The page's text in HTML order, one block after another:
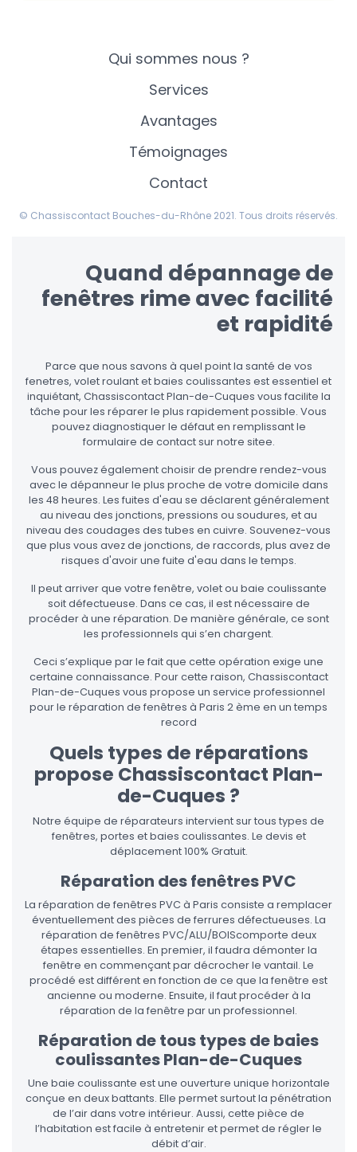
Qui sommes nous ?
Services
Avantages
Témoignages
Contact
© Chassiscontact Bouches-du-Rhône 2021. Tous droits réservés.
Quand dépannage de
fenêtres rime avec facilité
et rapidité
Parce que nous savons à quel point la santé de vos
fenetres, volet roulant et baies coulissantes est essentiel et
inquiétant, Chassiscontact Plan-de-Cuques vous facilite la
tâche pour les réparer le plus rapidement possible. Vous
pouvez diagnostiquer le défaut en remplissant le
formulaire de contact sur notre sitee.
Vous pouvez également choisir de prendre rendez-vous
avec le dépanneur le plus proche de votre domicile dans
les 48 heures. Les fuites d'eau se déclarent généralement
au niveau des jonctions, pressions ou soudures, et au
niveau des coudages des tubes en cuivre. Souvenez-vous
que plus vous avez de jonctions, de raccords, plus avez de
risques d'avoir une fuite d'eau dans le temps.
Il peut arriver que votre fenêtre, volet ou baie coulissante
soit défectueuse. Dans ce cas, il est nécessaire de
procéder à une réparation. De manière générale, ce sont
les professionnels qui s’en chargent.
Ceci s’explique par le fait que cette opération exige une
certaine connaissance. Pour cette raison, Chassiscontact
Plan-de-Cuques vous propose un service professionnel
pour le réparation de fenêtres à Paris 2 ème en un temps
record
Quels types de réparations
propose Chassiscontact Plan-
de-Cuques ?
Notre équipe de réparateurs intervient sur tous types de
fenêtres, portes et baies coulissantes. Le devis et
déplacement 100% Gratuit.
Réparation des fenêtres PVC
La réparation de fenêtres PVC à Paris consiste a remplacer
éventuellement des pièces de ferrures défectueuses. La
réparation de fenêtres PVC/ALU/BOIScomporte deux
étapes essentielles. En premier, il faudra démonter la
fenêtre en commençant par décrocher le vantail. Le
procédé est différent en fonction de ce que la fenêtre est
ancienne ou moderne. Ensuite, il faut procéder à la
réparation de la fenêtre par un professionnel.
Réparation de tous types de baies
coulissantes Plan-de-Cuques
Une baie coulissante est une ouverture unique horizontale
conçue en deux battants. Elle permet surtout la pénétration
de l’air dans votre intérieur. Aussi, cette pièce de
l’habitation est facile à entretenir et permet de régler le
débit d’air.